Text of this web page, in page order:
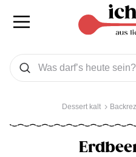
Was wollen Sie suchen
Suchen
Dessert kalt